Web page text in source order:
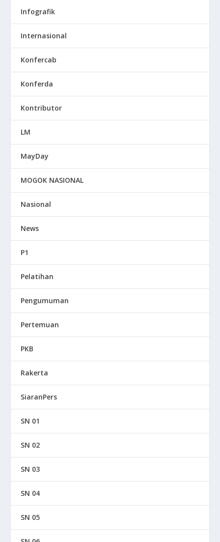
Infografik
Internasional
Konfercab
Konferda
Kontributor
LM
MayDay
MOGOK NASIONAL
Nasional
News
P1
Pelatihan
Pengumuman
Pertemuan
PKB
Rakerta
SiaranPers
SN 01
SN 02
SN 03
SN 04
SN 05